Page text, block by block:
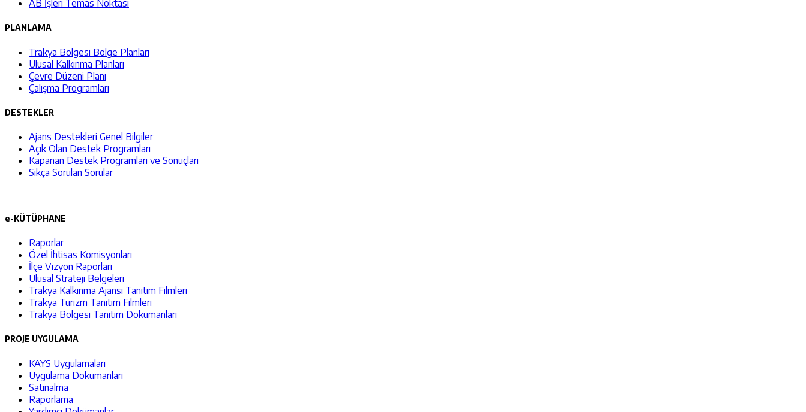
AB İşleri Temas Noktası
PLANLAMA
Trakya Bölgesi Bölge Planları
Ulusal Kalkınma Planları
Çevre Düzeni Planı
Çalışma Programları
DESTEKLER
Ajans Destekleri Genel Bilgiler
Açık Olan Destek Programları
Kapanan Destek Programları ve Sonuçları
Sıkça Sorulan Sorular
e-KÜTÜPHANE
Raporlar
Özel İhtisas Komisyonları
İlçe Vizyon Raporları
Ulusal Strateji Belgeleri
Trakya Kalkınma Ajansı Tanıtım Filmleri
Trakya Turizm Tanıtım Filmleri
Trakya Bölgesi Tanıtım Dokümanları
PROJE UYGULAMA
KAYS Uygulamaları
Uygulama Dokümanları
Satınalma
Raporlama